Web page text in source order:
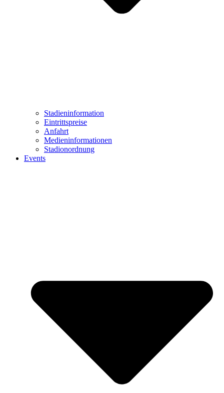
Stadieninformation
Eintrittspreise
Anfahrt
Medieninformationen
Stadionordnung
Events